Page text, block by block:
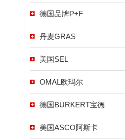
德国品牌P+F
丹麦GRAS
美国SEL
OMAL欧玛尔
德国BURKERT宝德
美国ASCO阿斯卡